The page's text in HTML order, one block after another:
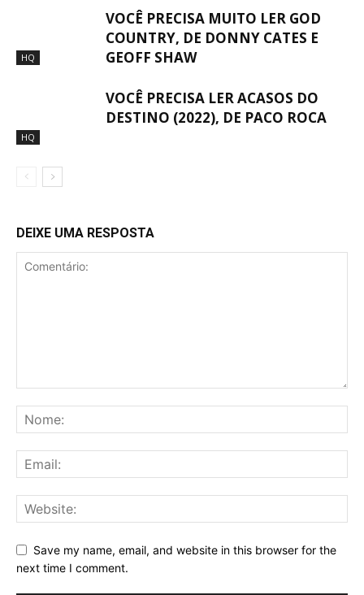
HQ
VOCÊ PRECISA MUITO LER GOD
COUNTRY, DE DONNY CATES E
GEOFF SHAW
HQ
VOCÊ PRECISA LER ACASOS DO
DESTINO (2022), DE PACO ROCA
DEIXE UMA RESPOSTA
Save my name, email, and website in this browser for the
next time I comment.